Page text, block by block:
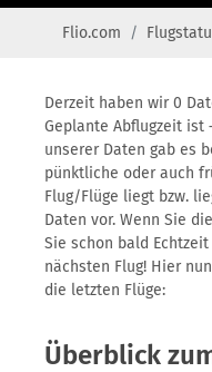
Flio.com
Derzeit haben wir 0
Geplante Abflugzeit ist
unserer Daten gab es
pünktliche oder auch
Flug/Flüge liegt bzw.
Daten vor. Wenn Sie
Sie schon bald
nächsten Flug! Hier
die letzten Flüge:
Überblick